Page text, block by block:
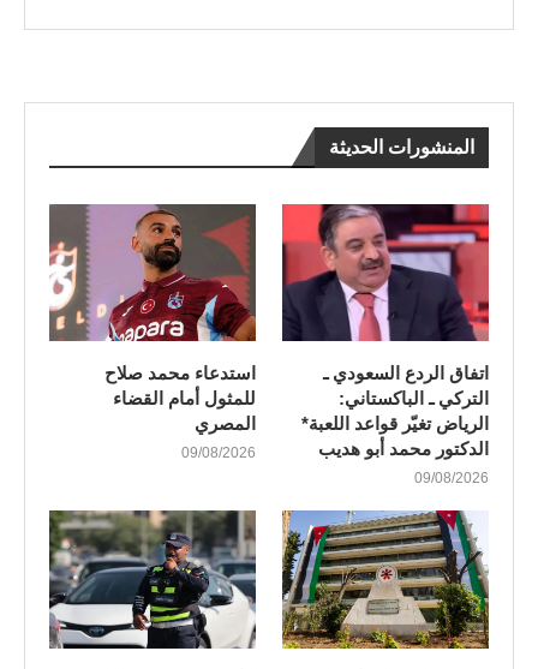
المنشورات الحديثة
اتفاق الردع السعودي ـ
التركي ـ الباكستاني:
الرياض تغيّر قواعد اللعبة*
الدكتور محمد أبو هديب
09/08/2026
استدعاء محمد صلاح
للمثول أمام القضاء
المصري
09/08/2026